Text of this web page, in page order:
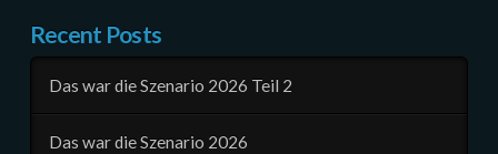
Recent Posts
Das war die Szenario 2026 Teil 2
Das war die Szenario 2026